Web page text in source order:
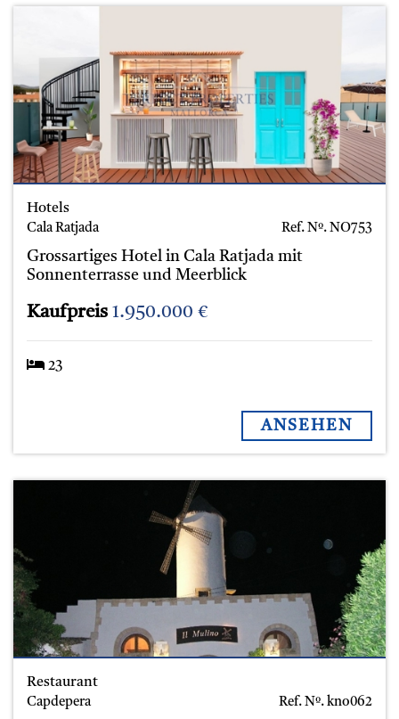
Hotels
Cala Ratjada Ref. Nº. NO753
Grossartiges Hotel in Cala Ratjada mit
Sonnenterrasse und Meerblick
Kaufpreis 1.950.000 €
23
ANSEHEN
Restaurant
Capdepera Ref. Nº. kno062